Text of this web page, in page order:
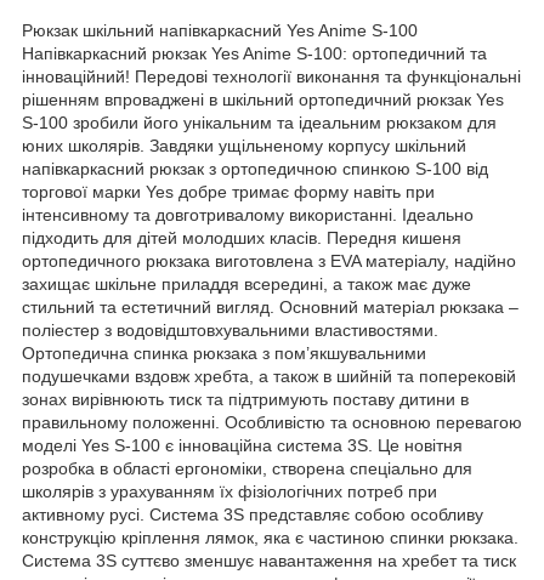
Рюкзак шкільний напівкаркасний Yes Anime S-100
Напівкаркасний рюкзак Yes Anime S-100: ортопедичний та
інноваційний! Передові технології виконання та функціональні
рішенням впроваджені в шкільний ортопедичний рюкзак Yes
S-100 зробили його унікальним та ідеальним рюкзаком для
юних школярів. Завдяки ущільненому корпусу шкільний
напівкаркасний рюкзак з ортопедичною спинкою S-100 від
торгової марки Yes добре тримає форму навіть при
інтенсивному та довготривалому використанні. Ідеально
підходить для дітей молодших класів. Передня кишеня
ортопедичного рюкзака виготовлена з EVA матеріалу, надійно
захищає шкільне приладдя всередині, а також має дуже
стильний та естетичний вигляд. Основний матеріал рюкзака –
поліестер з водовідштовхувальними властивостями.
Ортопедична спинка рюкзака з пом’якшувальними
подушечками вздовж хребта, а також в шийній та поперековій
зонах вирівнюють тиск та підтримують поставу дитини в
правильному положенні. Особливістю та основною перевагою
моделі Yes S-100 є інноваційна система 3S. Це новітня
розробка в області ергономіки, створена спеціально для
школярів з урахуванням їх фізіологічних потреб при
активному русі. Система 3S представляє собою особливу
конструкцію кріплення лямок, яка є частиною спинки рюкзака.
Система 3S суттєво зменшує навантаження на хребет та тиск